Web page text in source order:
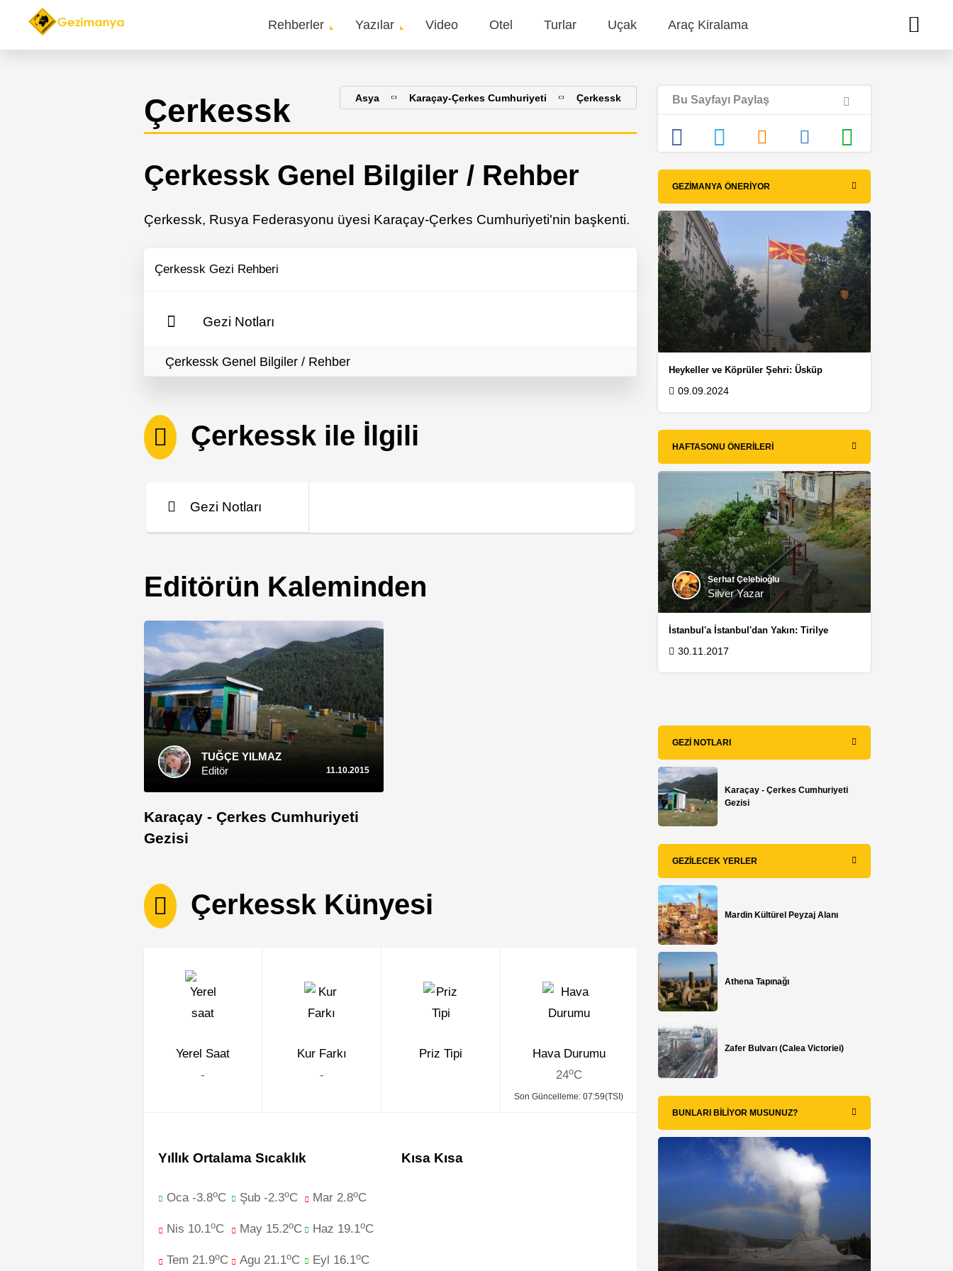
Main
Rehberler Yazılar Video Otel Turlar Uçak Araç Kiralama
Çerkessk Asya Karaçay-Çerkes Cumhuriyeti Çerkessk
Çerkessk Genel Bilgiler / Rehber
Çerkessk, Rusya Federasyonu üyesi Karaçay-Çerkes Cumhuriyeti'nin başkenti.
Çerkessk Gezi Rehberi
Gezi Notları
Çerkessk Genel Bilgiler / Rehber
Çerkessk ile İlgili
Gezi Notları
Editörün Kaleminden
TUĞÇE YILMAZ
Editör
11.10.2015
Karaçay - Çerkes Cumhuriyeti
Gezisi
Çerkessk Künyesi
Yerel Saat
-
Kur Farkı
-
Priz Tipi
Hava Durumu
24oC
Son Güncelleme: 07:59(TSI)
Yıllık Ortalama Sıcaklık
Oca -3.8oC Şub -2.3oC Mar 2.8oC
Nis 10.1oC May 15.2oC Haz 19.1oC
Tem 21.9oC Agu 21.1oC Eyl 16.1oC
Kısa Kısa
Bu Sayfayı Paylaş
GEZIMANYA ÖNERIYOR
Heykeller ve Köprüler Şehri: Üsküp
09.09.2024
HAFTASONU ÖNERILERI
Serhat Çelebioğlu
Silver Yazar
İstanbul'a İstanbul'dan Yakın: Tirilye
30.11.2017
GEZI NOTLARI
Karaçay - Çerkes Cumhuriyeti
Gezisi
GEZILECEK YERLER
Mardin Kültürel Peyzaj Alanı
Athena Tapınağı
Zafer Bulvarı (Calea Victoriei)
BUNLARI BILIYOR MUSUNUZ?